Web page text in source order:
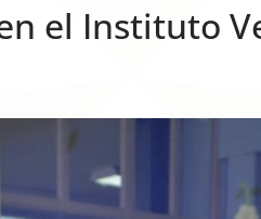
el Instituto